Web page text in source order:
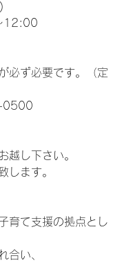
12:00
必ず必要です。（定
0500
越し下さい。
します。
育て支援の拠点とし
合い、